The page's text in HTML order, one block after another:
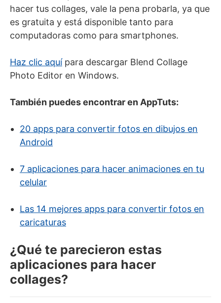
hacer tus collages, vale la pena probarla, ya que
es gratuita y está disponible tanto para
computadoras como para smartphones.
Haz clic aquípara descargar Blend Collage
Photo Editor en Windows.
También puedes encontrar en AppTuts:
20 apps para convertir fotos en dibujos en
Android
7 aplicaciones para hacer animaciones en tu
celular
Las 14 mejores apps para convertir fotos en
caricaturas
¿Qué te parecieron estas
aplicaciones para hacer
collages?